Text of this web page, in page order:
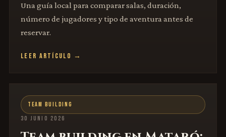
Una guía local para comparar salas, duración,
número de jugadores y tipo de aventura antes de
reservar.
LEER ARTÍCULO →
TEAM BUILDING
30 JUNIO 2026